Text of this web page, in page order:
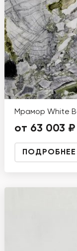
Мрамор White
от 63 003 ₽
ПОДРОБНЕЕ